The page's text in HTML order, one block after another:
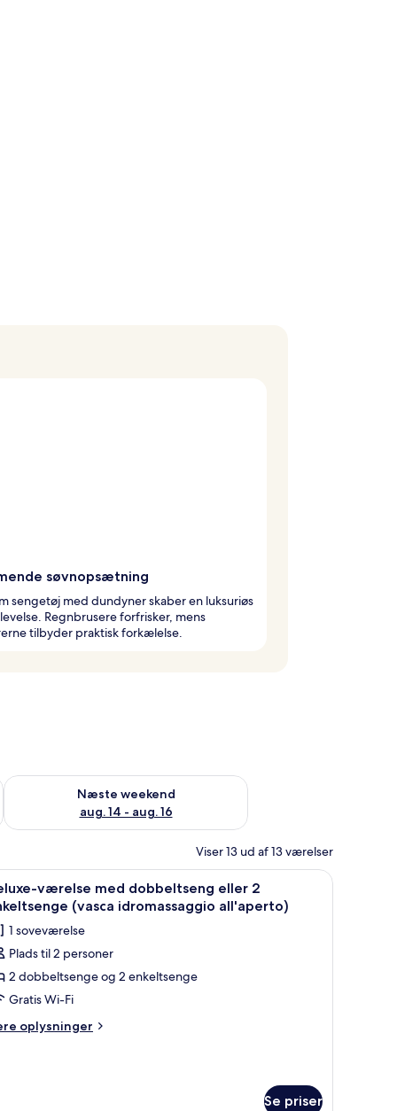
søvnopsætning
sengetøj med dundyner skaber en luksuriøs
Regnbrusere forfrisker, mens
tilbyder praktisk forkælelse.
aug. 7 - aug. 9
Næste weekend
aug. 14 - aug. 16
Tjek tilgængelighed for næste weekend aug. 14 - aug. 16
Viser 13 ud af 13 værelser
væggen.
og et lille bord. Et hotelværelse med en sofa, et spisebord
8
værelse med dobbeltseng eller 2
(vasca idromassaggio all'aperto)
1 soveværelse
Plads til 2 personer
2 dobbeltsenge og 2 enkeltsenge
Gratis Wi-Fi
oplysninger
Se priser